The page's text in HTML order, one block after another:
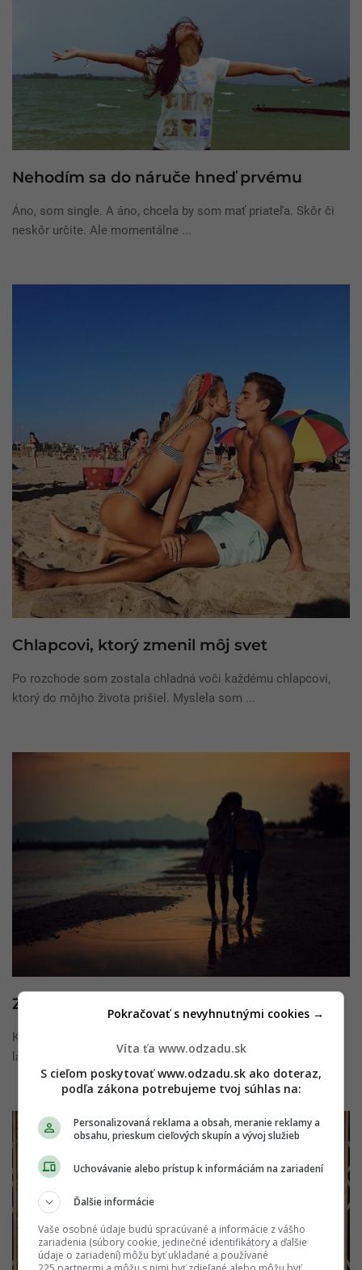
Nehodím sa do náruče hneď prvému
Áno, som single. A áno, chcela by som mať priateľa. Skôr či
neskôr určite. Ale momentálne ...
Chlapcovi, ktorý zmenil môj svet
Po rozchode som zostala chladná voči každému chlapcovi,
ktorý do môjho života prišiel. Myslela som ...
Zamilovať sa na druhýkrát
Keď sa prvýkrát naozaj zamiluješ, je to väčšinou najsilnejšia
láska akú kedy zažiješ. Nehovorím o prvej ...
Víta ťa www.odzadu.sk
S cieľom poskytovať www.odzadu.sk ako doteraz,
podľa zákona potrebujeme tvoj súhlas na:
Personalizovaná reklama a obsah, meranie reklamy a
obsahu, prieskum cieľových skupín a vývoj služieb
Uchovávanie alebo prístup k informáciám na zariadení
Ďalšie informácie
Vaše osobné údaje budú spracúvané a informácie z vášho
zariadenia (súbory cookie, jedinečné identifikátory a ďalšie
údaje o zariadení) môžu byť ukladané a používané
Pokračovať s nevyhnutnými cookies →